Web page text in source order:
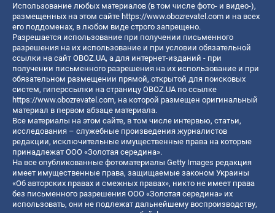
Использование любых материалов (в том числе фото- и видео-),
размещенных на этом сайте https://www.obozrevatel.com и на всех
его поддоменах, в любом виде строго запрещено.
Разрешается использование при получении письменного
разрешения на их использование и при условии обязательной
ссылки на сайт OBOZ.UA, а для интернет-изданий - при
получении письменного разрешения на их использование и при
обязательном размещении прямой, открытой для поисковых
систем, гиперссылки на страницу OBOZ.UA по ссылке
https://www.obozrevatel.com, на которой размещен оригинальный
материал в первом абзаце материала.
Все материалы на этом сайте, в том числе интервью, статьи,
исследования – служебные произведения журналистов
редакции, исключительные имущественные права на которые
принадлежат ООО «Золотая середина».
На все опубликованные фотоматериалы Getty Images редакция
имеет имущественные права, защищаемые законом Украины
«Об авторских правах и смежных правах», никто не имеет права
без письменного разрешения ООО «Золотая середина» их
использовать, они не подлежат дальнейшему воспроизводству,